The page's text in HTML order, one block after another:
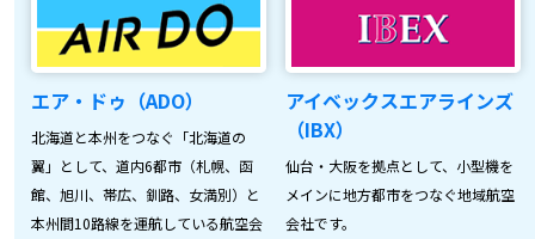
エア・ドゥ（ADO）
北海道と本州をつなぐ「北海道の
翼」として、道内6都市（札幌、函
館、旭川、帯広、釧路、女満別）と
本州間10路線を運航している航空会
アイベックスエアラインズ
（IBX）
仙台・大阪を拠点として、小型機を
メインに地方都市をつなぐ地域航空
会社です。